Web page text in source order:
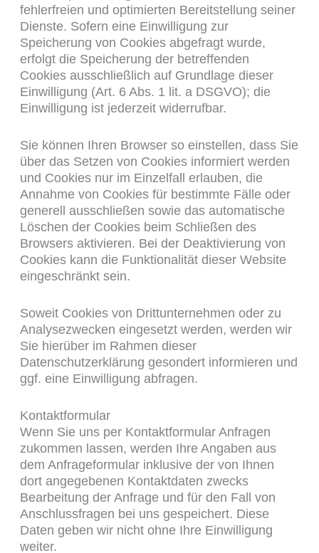
fehlerfreien und optimierten Bereitstellung seiner
Dienste. Sofern eine Einwilligung zur
Speicherung von Cookies abgefragt wurde,
erfolgt die Speicherung der betreffenden
Cookies ausschließlich auf Grundlage dieser
Einwilligung (Art. 6 Abs. 1 lit. a DSGVO); die
Einwilligung ist jederzeit widerrufbar.
Sie können Ihren Browser so einstellen, dass Sie
über das Setzen von Cookies informiert werden
und Cookies nur im Einzelfall erlauben, die
Annahme von Cookies für bestimmte Fälle oder
generell ausschließen sowie das automatische
Löschen der Cookies beim Schließen des
Browsers aktivieren. Bei der Deaktivierung von
Cookies kann die Funktionalität dieser Website
eingeschränkt sein.
Soweit Cookies von Drittunternehmen oder zu
Analysezwecken eingesetzt werden, werden wir
Sie hierüber im Rahmen dieser
Datenschutzerklärung gesondert informieren und
ggf. eine Einwilligung abfragen.
Kontaktformular
Wenn Sie uns per Kontaktformular Anfragen
zukommen lassen, werden Ihre Angaben aus
dem Anfrageformular inklusive der von Ihnen
dort angegebenen Kontaktdaten zwecks
Bearbeitung der Anfrage und für den Fall von
Anschlussfragen bei uns gespeichert. Diese
Daten geben wir nicht ohne Ihre Einwilligung
weiter.